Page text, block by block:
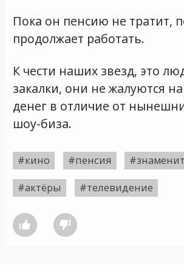
Пока он пенсию не тратит,
продолжает работать.
К чести наших звезд, это
закалки, они не жалуются
денег в отличие от
шоу-биза.
#кино #пенсия
#актёры
#телевидение
 